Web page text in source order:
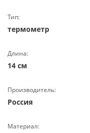
Тип:
термометр
Длина:
14 см
Производитель:
Россия
Материал: